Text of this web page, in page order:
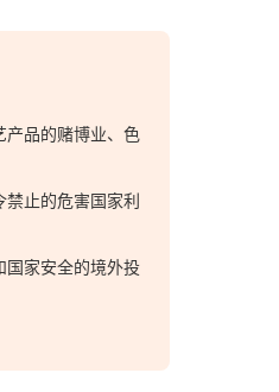
产品的赌博业、色
禁止的危害国家利
国家安全的境外投